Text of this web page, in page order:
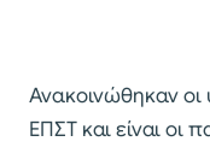
Ανακοινώθηκαν οι
ΕΠΣΤ και είναι οι